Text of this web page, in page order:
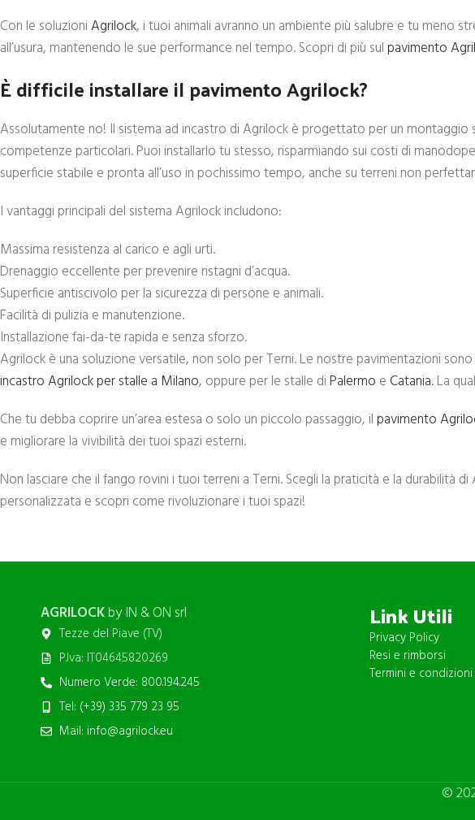
Con le soluzioniAgrilock, i tuoi animali avranno un ambiente più salubre e tu meno
all’usura, mantenendo le sue performance nel tempo. Scopri di più sulpavimento
È difficile installare il pavimento Agrilock?
Assolutamente no! Il sistema ad incastro di Agrilock è progettato per un
competenze particolari. Puoi installarlo tu stesso, risparmiando sui costi di
superficie stabile e pronta all’uso in pochissimo tempo, anche su terreni non
I vantaggi principali del sistema Agrilock includono:
Massima resistenza al carico e agli urti.
Drenaggio eccellente per prevenire ristagni d’acqua.
Superficie antiscivolo per la sicurezza di persone e animali.
Facilità di pulizia e manutenzione.
Installazione fai-da-te rapida e senza sforzo.
Agrilock è una soluzione versatile, non solo per Terni. Le nostre pavimentazioni
incastro Agrilock per stalle a Milano, oppure per le stalle diPalermo e Catania. La
Che tu debba coprire un’area estesa o solo un piccolo passaggio, ilpavimento
e migliorare la vivibilità dei tuoi spazi esterni.
Non lasciare che il fango rovini i tuoi terreni a Terni. Scegli la praticità e la durabilità
personalizzata e scopri come rivoluzionare i tuoi spazi!
AGRILOCKby IN & ON srl
Tezze del Piave (TV)
P.Iva: IT04645820269
Numero Verde: 800.194.245
Tel: (+39) 335 779 23 95
Mail: info@agrilock.eu
Link Utili
Privacy Policy
Resi e rimborsi
Termini e
©